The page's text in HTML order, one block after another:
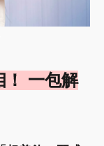
！ 一包解